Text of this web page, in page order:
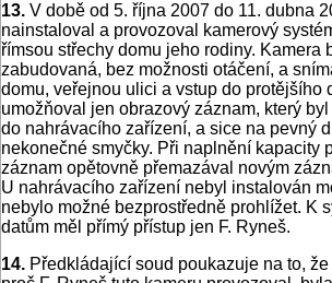
13. V době od 5. října 2007 do 11. dubna
nainstaloval a provozoval kamerový
římsou střechy domu jeho rodiny. Kamera
zabudovaná, bez možnosti otáčení, a
domu, veřejnou ulici a vstup do protějšího
umožňoval jen obrazový záznam, který
do nahrávacího zařízení, a sice na pevný
nekonečné smyčky. Při naplnění kapacity
záznam opětovně přemazával novým
U nahrávacího zařízení nebyl instalován
nebylo možné bezprostředně prohlížet. K
datům měl přímý přístup jen F. Ryneš.
14. Předkládající soud poukazuje na to,